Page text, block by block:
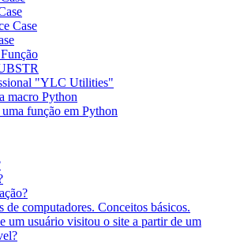
Case
Função
"YLC Utilities"
macro Python
função em Python
de computadores. Conceitos básicos.
um usuário visitou o site a partir de um